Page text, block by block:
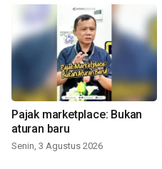
Pajak marketplace: Bukan
aturan baru
Senin, 3 Agustus 2026